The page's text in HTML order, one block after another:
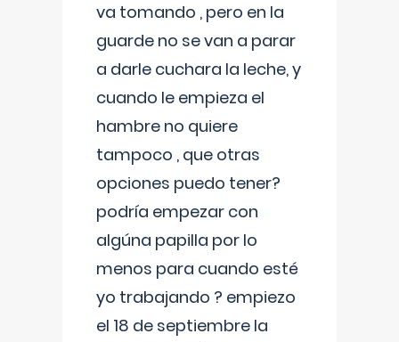
va tomando , pero en la
guarde no se van a parar
a darle cuchara la leche, y
cuando le empieza el
hambre no quiere
tampoco , que otras
opciones puedo tener?
podría empezar con
algúna papilla por lo
menos para cuando esté
yo trabajando ? empiezo
el 18 de septiembre la